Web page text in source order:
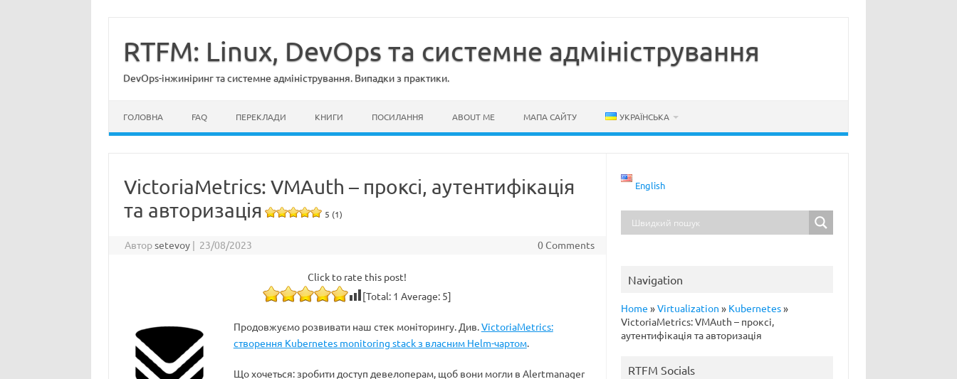
вмістуRTFM: Linux, DevOps та системне адміністрування
DevOps-інжиніринг та системне адміністрування. Випадки з практики.
ГОЛОВНА FAQ ПЕРЕКЛАДИ КНИГИ ПОСИЛАННЯ ABOUT ME МАПА САЙТУ УКРАЇНСЬКА
VictoriaMetrics: VMAuth – проксі, аутентифікація
та авторизація
5 (1)
Авторsetevoy | 23/08/2023 0 Comments
Click to rate this post!
[Total: 1 Average: 5]
Продовжуємо розвивати наш стек моніторингу. Див.VictoriaMetrics:
створення Kubernetes monitoring stack з власним Helm-чартом.
Що хочеться: зробити доступ девелоперам, щоб вони могли в Alertmanager
English
Navigation
Home »Virtualization » Kubernetes»
VictoriaMetrics: VMAuth – проксі,
аутентифікація та авторизація
RTFM Socials